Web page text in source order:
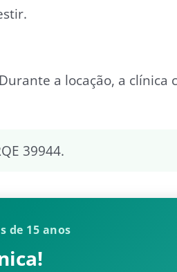
a locação, a clínica
39944.
de 15 anos